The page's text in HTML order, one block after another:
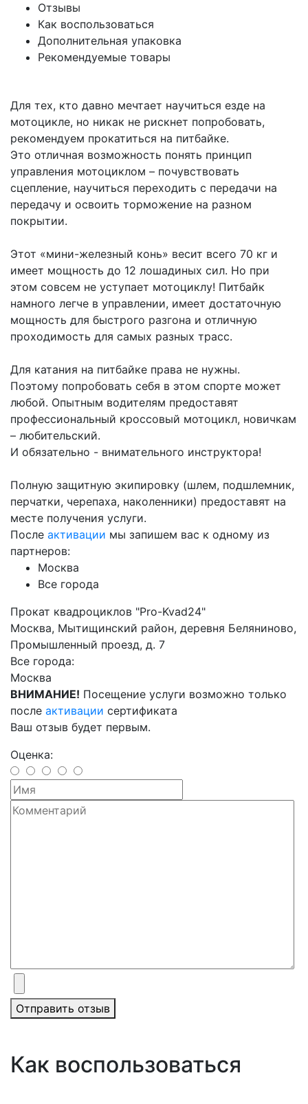
Отзывы
Как воспользоваться
Дополнительная упаковка
Рекомендуемые товары
Для тех, кто давно мечтает научиться езде на
мотоцикле, но никак не рискнет попробовать,
рекомендуем прокатиться на питбайке.
Это отличная возможность понять принцип
управления мотоциклом – почувствовать
сцепление, научиться переходить с передачи на
передачу и освоить торможение на разном
покрытии.
Этот «мини-железный конь» весит всего 70 кг и
имеет мощность до 12 лошадиных сил. Но при
этом совсем не уступает мотоциклу! Питбайк
намного легче в управлении, имеет достаточную
мощность для быстрого разгона и отличную
проходимость для самых разных трасс.
Для катания на питбайке права не нужны.
Поэтому попробовать себя в этом спорте может
любой. Опытным водителям предоставят
профессиональный кроссовый мотоцикл, новичкам
– любительский.
И обязательно - внимательного инструктора!
Полную защитную экипировку (шлем, подшлемник,
перчатки, черепаха, наколенники) предоставят на
месте получения услуги.
После активации мы запишем вас к одному из
партнеров:
Москва
Все города
Прокат квадроциклов "Pro-Kvad24"
Москва, Мытищинский район, деревня Беляниново,
Промышленный проезд, д. 7
Все города:
Москва
ВНИМАНИЕ! Посещение услуги возможно только
после активации сертификата
Ваш отзыв будет первым.
Оценка:
Отправить отзыв
Как воспользоваться